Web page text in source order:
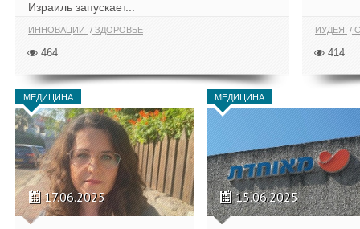
Израиль запускает...
ИННОВАЦИИ ЗДОРОВЬЕ
464
ИУДЕЯ
414
МЕДИЦИНА
17.06.2025
МЕДИЦИНА
15.06.2025